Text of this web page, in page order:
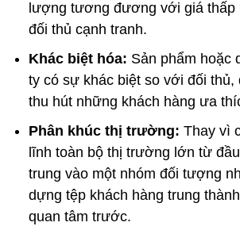
lượng tương đương với giá thấp
đối thủ cạnh tranh.
Khác biệt hóa: Sản phẩm hoặc
ty có sự khác biệt so với đối thủ,
thu hút những khách hàng ưa
Phân khúc thị trường: Thay vì
lĩnh toàn bộ thị trường lớn từ
trung vào một nhóm đối tượng
dựng tệp khách hàng trung
quan tâm trước.